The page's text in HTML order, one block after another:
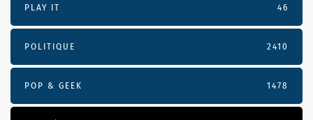
PLAY IT 46
POLITIQUE 2410
POP & GEEK 1478